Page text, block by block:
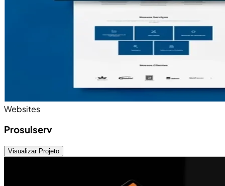
Websites
Prosulserv
Visualizar Projeto